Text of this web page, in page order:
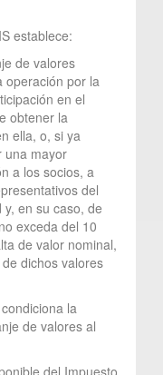
establece:
de valores
operación por la
en el
obtener la
ella, o, si ya
una mayor
a los socios, a
del
en su caso, de
exceda del 10
de valor nominal,
dichos valores
la
de valores al
del Impuesto